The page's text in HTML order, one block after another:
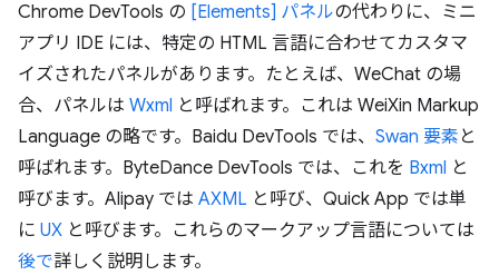
Chrome DevTools の [Elements] パネルの代わりに、ミニ
アプリ IDE には、特定の HTML 言語に合わせてカスタマ
イズされたパネルがあります。たとえば、WeChat の場
合、パネルは Wxml と呼ばれます。これは WeiXin Markup
Language の略です。Baidu DevTools では、 Swan 要素 と
呼ばれます。ByteDance DevTools では、これを Bxml と
呼びます。Alipay では AXML と呼び、Quick App では単
に UX と呼びます。これらのマークアップ言語については
後で詳しく説明します。